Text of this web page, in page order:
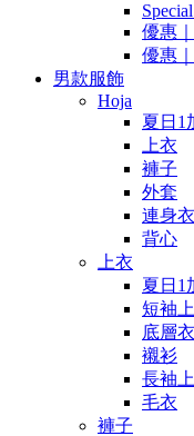
優惠
優惠
男款服飾
Hoja
夏日1
上衣
褲子
外套
連身衣
背心
上衣
夏日1
短袖
底層衣
襯衫
長袖
毛衣
褲子